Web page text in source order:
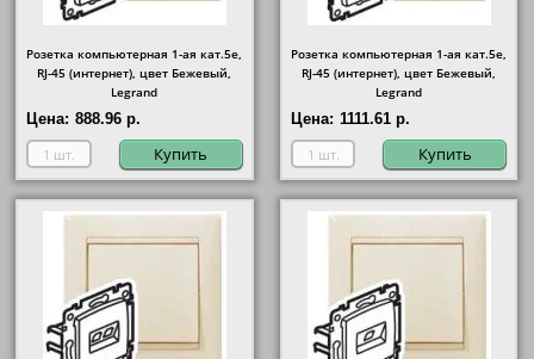
Розетка компьютерная 1-ая кат.5е,
RJ-45 (интернет), цвет Бежевый,
Legrand
Цена: 888.96 р.
Купить
Розетка компьютерная 1-ая кат.5е,
RJ-45 (интернет), цвет Бежевый,
Legrand
Цена: 1111.61 р.
Купить